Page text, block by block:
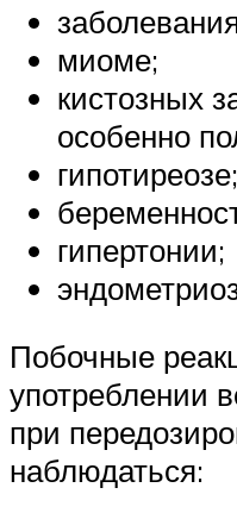
миоме;
кистозных
особенно
гипотиреозе;
гипертонии;
Побочные
употреблении
при
наблюдаться: